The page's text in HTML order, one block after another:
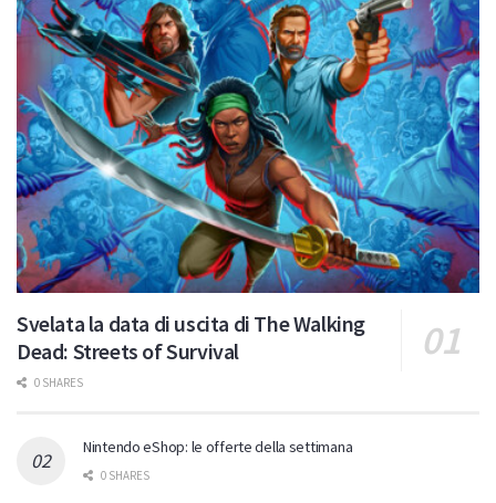
Svelata la data di uscita di The Walking
Dead: Streets of Survival
0 SHARES
Nintendo eShop: le offerte della settimana
0 SHARES